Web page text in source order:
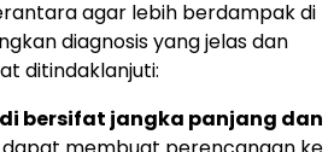
agar lebih berdampak di
diagnosis yang jelas dan
ditindaklanjuti:
bersifat jangka panjang dan